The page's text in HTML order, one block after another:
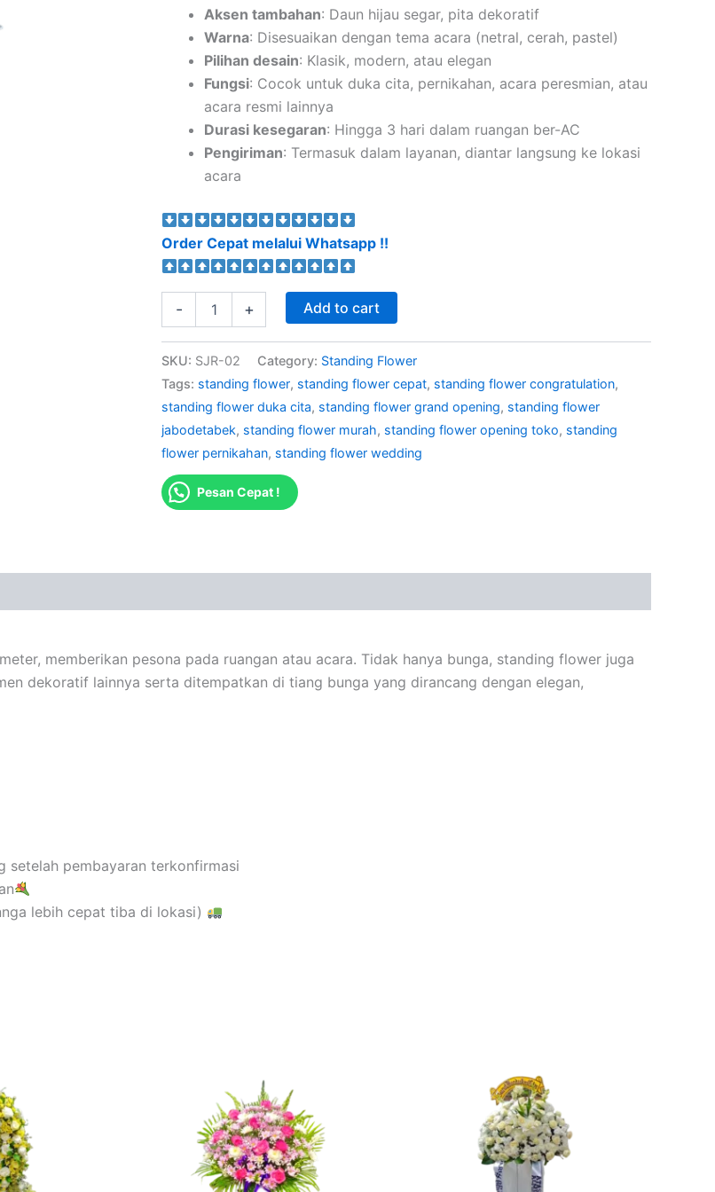
Aksen tambahan: Daun hijau segar, pita dekoratif
Warna: Disesuaikan dengan tema acara (netral, cerah, pastel)
Pilihan desain: Klasik, modern, atau elegan
Fungsi: Cocok untuk duka cita, pernikahan, acara peresmian, atau
acara resmi lainnya
Durasi kesegaran: Hingga 3 hari dalam ruangan ber-AC
Pengiriman: Termasuk dalam layanan, diantar langsung ke lokasi
acara
Order Cepat melalui Whatsapp !!
- + Add to cart
SKU: SJR-02 Category: Standing Flower
Tags: standing flower, standing flower cepat, standing flower congratulation,
standing flower duka cita, standing flower grand opening, standing flower
jabodetabek, standing flower murah, standing flower opening toko, standing
flower pernikahan, standing flower wedding
Pesan Cepat !
memberikan pesona pada ruangan atau acara. Tidak hanya bunga, standing flower juga
dekoratif lainnya serta ditempatkan di tiang bunga yang dirancang dengan elegan,
setelah pembayaran terkonfirmasi
lebih cepat tiba di lokasi)
Rp850.000.